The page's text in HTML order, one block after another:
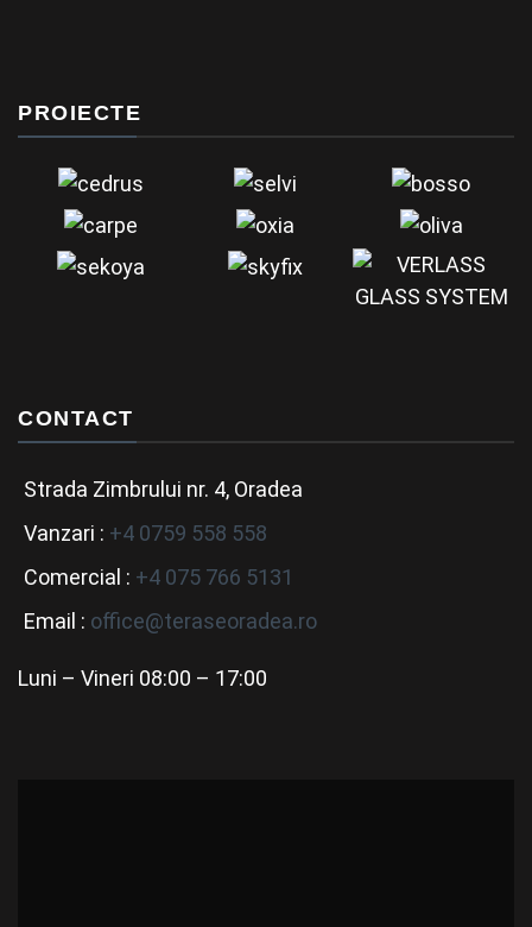
PROIECTE
CONTACT
Strada Zimbrului nr. 4, Oradea
Vanzari : +4 0759 558 558
Comercial : +4 075 766 5131
Email : office@teraseoradea.ro
Luni – Vineri 08:00 – 17:00